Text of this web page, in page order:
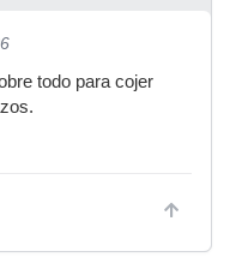
todo para cojer